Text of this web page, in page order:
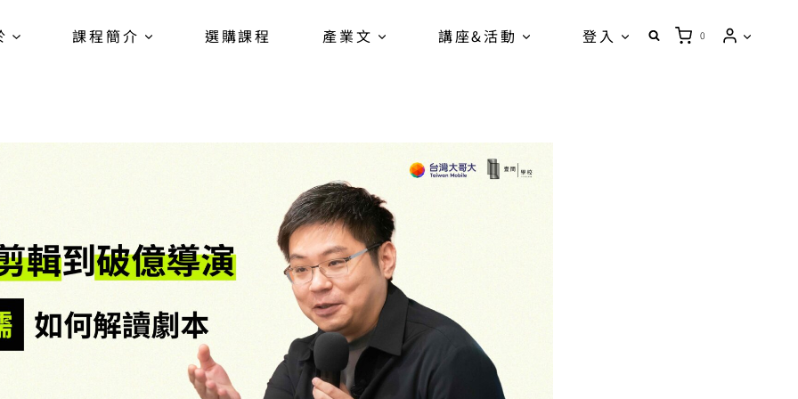
課程簡介 選購課程 產業文 講座&活動 登入 0